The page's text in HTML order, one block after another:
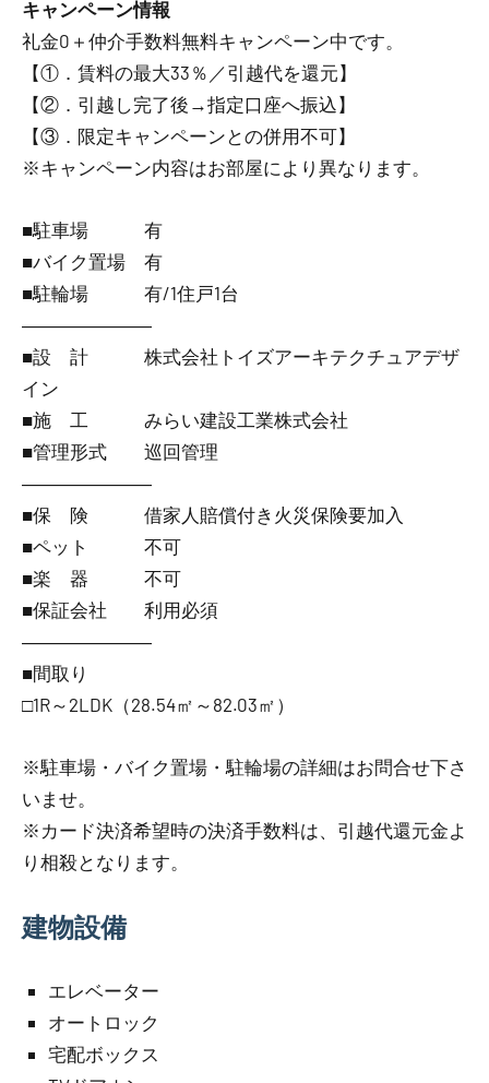
キャンペーン情報
礼金0 ＋ 仲介手数料無料キャンペーン中です。
【①．賃料の最大33％／引越代を還元】
【②．引越し完了後→指定口座へ振込】
【③．限定キャンペーンとの併用不可】
※キャンペーン内容はお部屋により異なります。
■駐車場 有
■バイク置場 有
■駐輪場 有/1住戸1台
―――――――
■設 計 株式会社トイズアーキテクチュアデザ
イン
■施 工 みらい建設工業株式会社
■管理形式 巡回管理
―――――――
■保 険 借家人賠償付き火災保険要加入
■ペット 不可
■楽 器 不可
■保証会社 利用必須
―――――――
■間取り
□1R～2LDK（28.54㎡～82.03㎡）
※駐車場・バイク置場・駐輪場の詳細はお問合せ下さ
いませ。
※カード決済希望時の決済手数料は、引越代還元金よ
り相殺となります。
建物設備
エレベーター
オートロック
宅配ボックス